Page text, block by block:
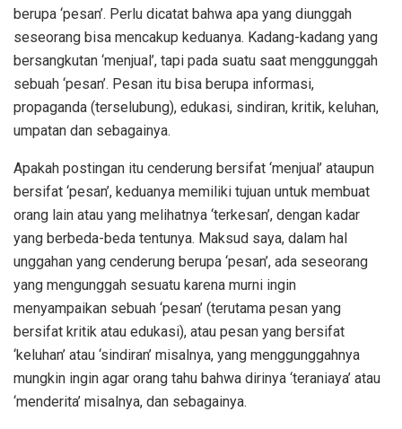
berupa ‘pesan’. Perlu dicatat bahwa apa yang diunggah
seseorang bisa mencakup keduanya. Kadang-kadang yang
bersangkutan ‘menjual’, tapi pada suatu saat menggunggah
sebuah ‘pesan’. Pesan itu bisa berupa informasi,
propaganda (terselubung), edukasi, sindiran, kritik, keluhan,
umpatan dan sebagainya.
Apakah postingan itu cenderung bersifat ‘menjual’ ataupun
bersifat ‘pesan’, keduanya memiliki tujuan untuk membuat
orang lain atau yang melihatnya ‘terkesan’, dengan kadar
yang berbeda-beda tentunya. Maksud saya, dalam hal
unggahan yang cenderung berupa ‘pesan’, ada seseorang
yang mengunggah sesuatu karena murni ingin
menyampaikan sebuah ‘pesan’ (terutama pesan yang
bersifat kritik atau edukasi), atau pesan yang bersifat
‘keluhan’ atau ‘sindiran’ misalnya, yang menggunggahnya
mungkin ingin agar orang tahu bahwa dirinya ‘teraniaya’ atau
‘menderita’ misalnya, dan sebagainya.